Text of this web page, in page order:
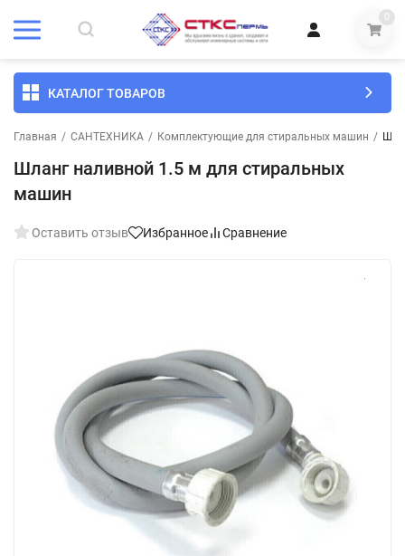
0
КАТАЛОГ ТОВАРОВ
Главная / САНТЕХНИКА / Комплектующие для стиральных машин /
Шланг наливной 1.5 м для стиральных
машин
Оставить отзыв Избранное Сравнение